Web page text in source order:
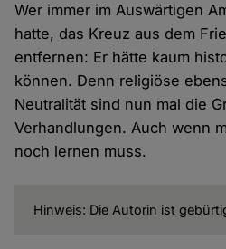
Wer immer im Auswärtigen
hatte, das Kreuz aus dem
entfernen: Er hätte kaum
können. Denn religiöse
Neutralität sind nun mal die
Verhandlungen. Auch wenn
noch lernen muss.
Hinweis: Die Autorin ist